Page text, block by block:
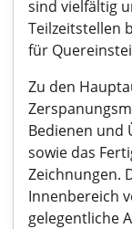
sind vielfältig
Teilzeitstellen
für
Zu den
Bedienen und
sowie das
Zeichnungen.
Innenbereich
gelegentliche